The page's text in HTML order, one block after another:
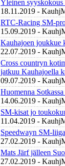
Yleinen
18.11.2019 -
RTC-Racing SM-
15.09.2019 -
Kauhajoen joukkue
22.07.2019 -
Cross countryn
jatkuu Kauhajoella
09.07.2019 -
Huomenna
14.06.2019 -
SM-kisat jo
11.04.2019 -
Speedwayn SM-
27.02.2019 -
Mats Järf jälleen
27.02.2019 -